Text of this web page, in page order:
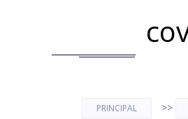
PRINCIPAL >>